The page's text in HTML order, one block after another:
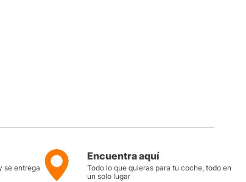
se entrega
Encuentra aquí
Todo lo que quieras para tu coche, todo en
un solo lugar